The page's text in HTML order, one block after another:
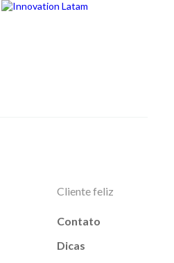
Cliente feliz
Contato
Dicas